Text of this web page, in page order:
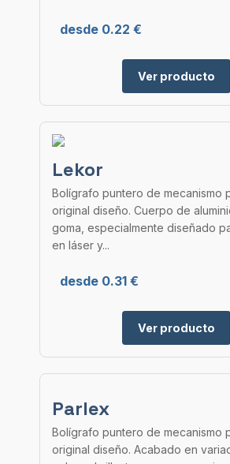
desde 0.22 €
Ver producto
Lekor
Bolígrafo puntero de mecanismo
original diseño. Cuerpo de
goma, especialmente diseñado
en láser y...
desde 0.31 €
Ver producto
Parlex
Bolígrafo puntero de mecanismo
original diseño. Acabado en